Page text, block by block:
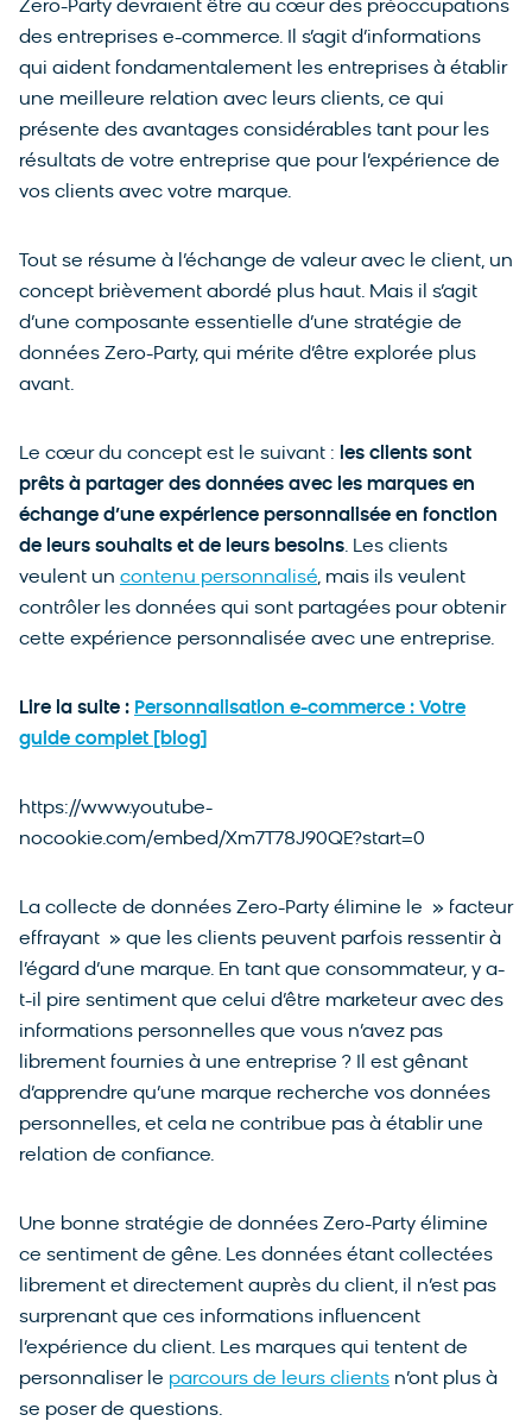
Zero-Party devraient être au cœur des préoccupations
des entreprises e-commerce. Il s’agit d’informations
qui aident fondamentalement les entreprises à établir
une meilleure relation avec leurs clients, ce qui
présente des avantages considérables tant pour les
résultats de votre entreprise que pour l’expérience de
vos clients avec votre marque.
Tout se résume à l’échange de valeur avec le client, un
concept brièvement abordé plus haut. Mais il s’agit
d’une composante essentielle d’une stratégie de
données Zero-Party, qui mérite d’être explorée plus
avant.
Le cœur du concept est le suivant : les clients sont
prêts à partager des données avec les marques en
échange d’une expérience personnalisée en fonction
de leurs souhaits et de leurs besoins. Les clients
veulent un contenu personnalisé, mais ils veulent
contrôler les données qui sont partagées pour obtenir
cette expérience personnalisée avec une entreprise.
Lire la suite : Personnalisation e-commerce : Votre
guide complet [blog]
https://www.youtube-
nocookie.com/embed/Xm7T78J90QE?start=0
La collecte de données Zero-Party élimine le » facteur
effrayant » que les clients peuvent parfois ressentir à
l’égard d’une marque. En tant que consommateur, y a-
t-il pire sentiment que celui d’être marketeur avec des
informations personnelles que vous n’avez pas
librement fournies à une entreprise ? Il est gênant
d’apprendre qu’une marque recherche vos données
personnelles, et cela ne contribue pas à établir une
relation de confiance.
Une bonne stratégie de données Zero-Party élimine
ce sentiment de gêne. Les données étant collectées
librement et directement auprès du client, il n’est pas
surprenant que ces informations influencent
l’expérience du client. Les marques qui tentent de
personnaliser le parcours de leurs clients n’ont plus à
se poser de questions.